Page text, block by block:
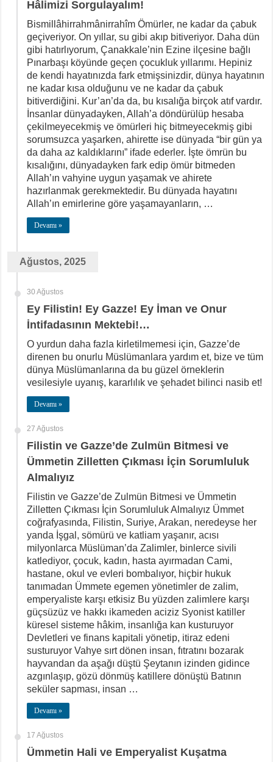
Hâlimizi Sorgulayalım!
Bismillâhirrahmânirrahîm Ömürler, ne kadar da çabuk
geçiveriyor. On yıllar, su gibi akıp bitiveriyor. Daha dün
gibi hatırlıyorum, Çanakkale’nin Ezine ilçesine bağlı
Pınarbaşı köyünde geçen çocukluk yıllarımı. Hepiniz
de kendi hayatınızda fark etmişsinizdir, dünya hayatının
ne kadar kısa olduğunu ve ne kadar da çabuk
bitiverdiğini. Kur’an’da da, bu kısalığa birçok atıf vardır.
İnsanlar dünyadayken, Allah’a döndürülüp hesaba
çekilmeyecekmiş ve ömürleri hiç bitmeyecekmiş gibi
sorumsuzca yaşarken, ahirette ise dünyada “bir gün ya
da daha az kaldıklarını” ifade ederler. İşte ömrün bu
kısalığını, dünyadayken fark edip ömür bitmeden
Allah’ın vahyine uygun yaşamak ve ahirete
hazırlanmak gerekmektedir. Bu dünyada hayatını
Allah’ın emirlerine göre yaşamayanların, …
Devamı »
Ağustos, 2025
30 Ağustos
Ey Filistin! Ey Gazze! Ey İman ve Onur
İntifadasının Mektebi!…
O yurdun daha fazla kirletilmemesi için, Gazze’de
direnen bu onurlu Müslümanlara yardım et, bize ve tüm
dünya Müslümanlarına da bu güzel örneklerin
vesilesiyle uyanış, kararlılık ve şehadet bilinci nasib et!
Devamı »
27 Ağustos
Filistin ve Gazze’de Zulmün Bitmesi ve
Ümmetin Zilletten Çıkması İçin Sorumluluk
Almalıyız
Filistin ve Gazze’de Zulmün Bitmesi ve Ümmetin
Zilletten Çıkması İçin Sorumluluk Almalıyız Ümmet
coğrafyasında, Filistin, Suriye, Arakan, neredeyse her
yanda İşgal, sömürü ve katliam yaşanır, acısı
milyonlarca Müslüman’da Zalimler, binlerce sivili
katlediyor, çocuk, kadın, hasta ayırmadan Cami,
hastane, okul ve evleri bombalıyor, hiçbir hukuk
tanımadan Ümmete egemen yönetimler de zalim,
emperyaliste karşı etkisiz Bu yüzden zalimlere karşı
güçsüzüz ve hakkı ikameden aciziz Syonist katiller
küresel sisteme hâkim, insanlığa kan kusturuyor
Devletleri ve finans kapitali yönetip, itiraz edeni
susturuyor Vahye sırt dönen insan, fıtratını bozarak
hayvandan da aşağı düştü Şeytanın izinden gidince
azgınlaşıp, gözü dönmüş katillere dönüştü Batının
seküler sapması, insan …
Devamı »
17 Ağustos
Ümmetin Hali ve Emperyalist Kuşatma